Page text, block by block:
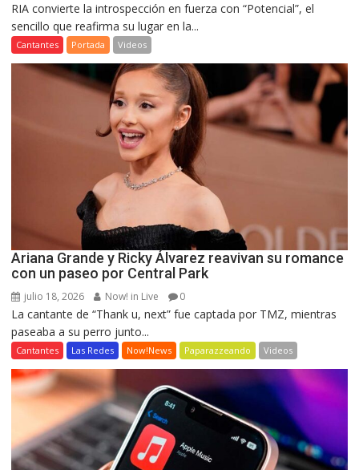
RIA convierte la introspección en fuerza con “Potencial”, el
sencillo que reafirma su lugar en la...
Cantantes Portada Videos
Ariana Grande y Ricky Álvarez reavivan su romance
con un paseo por Central Park
julio 18, 2026 Now! in Live 0
La cantante de “Thank u, next” fue captada por TMZ, mientras
paseaba a su perro junto...
Cantantes Las Redes Now!News Paparazzeando Videos